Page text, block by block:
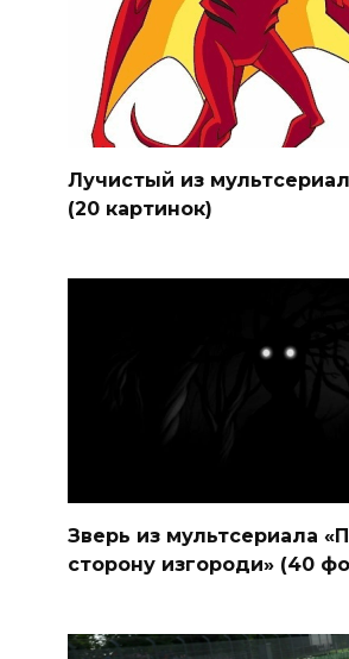
Лучистый из
(20 картинок)
Зверь из мультсериала
сторону изгороди» (40